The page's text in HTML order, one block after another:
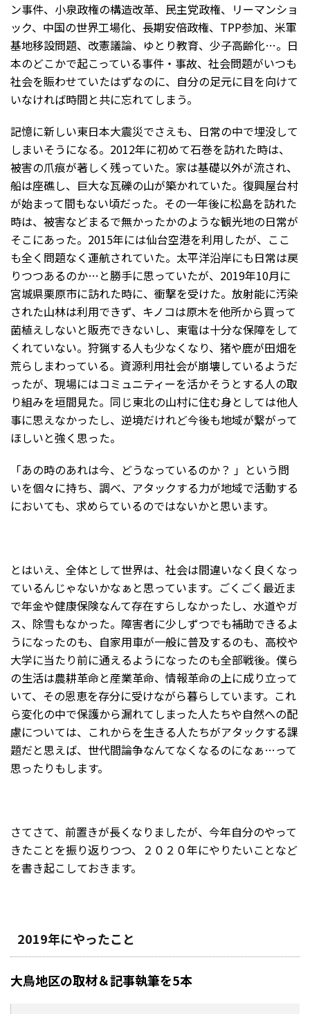
ン事件、小泉政権の構造改革、民主党政権、リーマンショ
ック、中国の世界工場化、長期安倍政権、TPP参加、米軍
基地移設問題、改憲議論、ゆとり教育、少子高齢化…。日
本のどこかで起こっている事件・事故、社会問題がいつも
社会を賑わせていたはずなのに、自分の足元に目を向けて
いなければ時間と共に忘れてしまう。
記憶に新しい東日本大震災でさえも、日常の中で埋没して
しまいそうになる。2012年に初めて石巻を訪れた時は、
被害の爪痕が著しく残っていた。家は基礎以外が流され、
船は座礁し、巨大な瓦礫の山が築かれていた。復興屋台村
が始まって間もない頃だった。その一年後に松島を訪れた
時は、被害などまるで無かったかのような観光地の日常が
そこにあった。2015年には仙台空港を利用したが、ここ
も全く問題なく運航されていた。太平洋沿岸にも日常は戻
りつつあるのか…と勝手に思っていたが、2019年10月に
宮城県栗原市に訪れた時に、衝撃を受けた。放射能に汚染
された山林は利用できず、キノコは原木を他所から買って
菌植えしないと販売できないし、東電は十分な保障をして
くれていない。狩猟する人も少なくなり、猪や鹿が田畑を
荒らしまわっている。資源利用社会が崩壊しているようだ
ったが、現場にはコミュニティーを活かそうとする人の取
り組みを垣間見た。同じ東北の山村に住む身としては他人
事に思えなかったし、逆境だけれど今後も地域が繋がって
ほしいと強く思った。
「あの時のあれは今、どうなっているのか？ 」という問
いを個々に持ち、調べ、アタックする力が地域で活動する
においても、求めらているのではないかと思います。
とはいえ、全体として世界は、社会は間違いなく良くなっ
ているんじゃないかなぁと思っています。ごくごく最近ま
で年金や健康保険なんて存在すらしなかったし、水道やガ
ス、除雪もなかった。障害者に少しずつでも補助できるよ
うになったのも、自家用車が一般に普及するのも、高校や
大学に当たり前に通えるようになったのも全部戦後。僕ら
の生活は農耕革命と産業革命、情報革命の上に成り立って
いて、その恩恵を存分に受けながら暮らしています。これ
ら変化の中で保護から漏れてしまった人たちや自然への配
慮については、これからを生きる人たちがアタックする課
題だと思えば、世代間論争なんてなくなるのになぁ…って
思ったりもします。
さてさて、前置きが長くなりましたが、今年自分のやって
きたことを振り返りつつ、２０２０年にやりたいことなど
を書き起こしておきます。
2019年にやったこと
大鳥地区の取材＆記事執筆を5本